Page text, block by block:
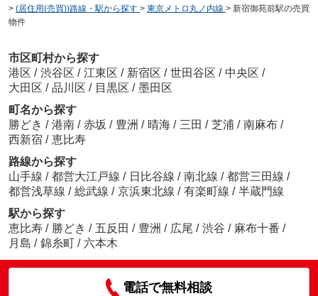
> (居住用(売買))路線・駅から探す > 東京メトロ丸ノ内線 > 新宿御苑前駅の売買
物件
市区町村から探す
港区 / 渋谷区 / 江東区 / 新宿区 / 世田谷区 / 中央区 /
大田区 / 品川区 / 目黒区 / 墨田区
町名から探す
勝どき / 港南 / 赤坂 / 豊洲 / 晴海 / 三田 / 芝浦 / 南麻布 /
西新宿 / 恵比寿
路線から探す
山手線 / 都営大江戸線 / 日比谷線 / 南北線 / 都営三田線 /
都営浅草線 / 総武線 / 京浜東北線 / 有楽町線 / 半蔵門線
駅から探す
恵比寿 / 勝どき / 五反田 / 豊洲 / 広尾 / 渋谷 / 麻布十番 /
月島 / 錦糸町 / 六本木
電話で無料相談